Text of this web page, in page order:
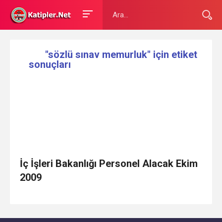
"sözlü sınav memurluk" için etiket
sonuçları
İç İşleri Bakanlığı Personel Alacak Ekim
2009